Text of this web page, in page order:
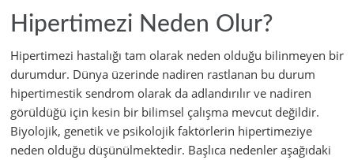
Hipertimezi Neden Olur?
Hipertimezi hastalığı tam olarak neden olduğu bilinmeyen bir
durumdur. Dünya üzerinde nadiren rastlanan bu durum
hipertimestik sendrom olarak da adlandırılır ve nadiren
görüldüğü için kesin bir bilimsel çalışma mevcut değildir.
Biyolojik, genetik ve psikolojik faktörlerin hipertimeziye
neden olduğu düşünülmektedir. Başlıca nedenler aşağıdaki